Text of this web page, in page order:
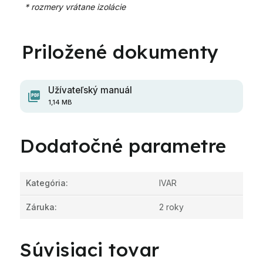
* rozmery vrátane izolácie
Užívateľský manuál
1,14 MB
Dodatočné parametre
Kategória: IVAR
Záruka: 2 roky
Súvisiaci tovar